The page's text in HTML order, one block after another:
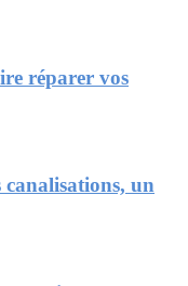
réparer vos
canalisations, un